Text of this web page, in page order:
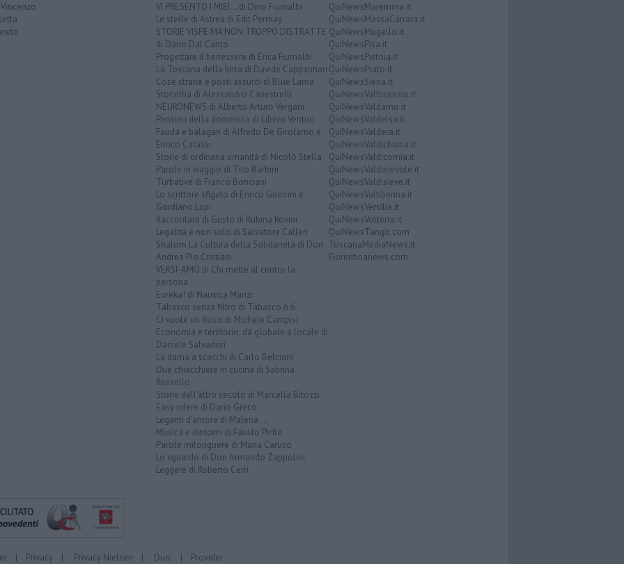
VI PRESENTO I MIEI... di Dino Fiumalbi
Le stelle di Astrea di Edit Permay
STORIE VISPE MA NON TROPPO DISTRATTE
di Dario Dal Canto
Progettare il benessere di Erica Fiumalbi
La Toscana della birra di Davide Cappannari
Cose strane e posti assurdi di Blue Lama
Storielba di Alessandro Canestrelli
NEURONEWS di Alberto Arturo Vergani
Pensieri della domenica di Libero Venturi
Fauda e balagan di Alfredo De Girolamo e
Enrico Catassi
Storie di ordinaria umanità di Nicolò Stella
Parole in viaggio di Tito Barbini
Turbative di Franco Bonciani
Lo scrittore sfigato di Enrico Guerrini e
Gordiano Lupi
Raccontare di Gusto di Rubina Rovini
Legalità e non solo di Salvatore Calleri
Shalom La Cultura della Solidarietà di Don
Andrea Pio Cristiani
VERSI-AMO di Chi mette al centro la
persona
Eureka! di Nausica Manzi
Tabasco senza filtro di Tabasco n.6
Ci vuole un fisico di Michele Campisi
Economia e territorio, da globale a locale di
Daniele Salvadori
La dama a scacchi di Carlo Belciani
Due chiacchiere in cucina di Sabrina
Rossello
Storie dell'altro secolo di Marcella Bitozzi
Easy ridere di Dario Greco
Legami d'amore di Malena ...
Musica e dintorni di Fausto Pirìto
Parole milonguere di Maria Caruso
Lo sguardo di Don Armando Zappolini
Leggere di Roberto Cerri
QuiNewsMaremma.it
QuiNewsMassaCarrara.it
QuiNewsMugello.it
QuiNewsPisa.it
QuiNewsPistoia.it
QuiNewsPrato.it
QuiNewsSiena.it
QuiNewsValbisenzio.it
QuiNewsValdarno.it
QuiNewsValdelsa.it
QuiNewsValdera.it
QuiNewsValdichiana.it
QuiNewsValdicornia.it
QuiNewsValdinievole.it
QuiNewsValdisieve.it
QuiNewsValtiberina.it
QuiNewsVersilia.it
QuiNewsVolterra.it
QuiNewsTango.com
ToscanaMediaNews.it
Fiorentinanews.com
| Privacy | Privacy Nielsen | Durc | Provider